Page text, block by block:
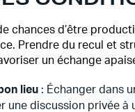
chances d’être
Prendre du recul et
un échange
lieu : Échanger dans
une discussion privée